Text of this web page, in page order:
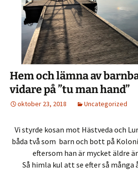
Hem och lämna av
vidare på ”tu man hand”
oktober 23, 2018 Uncategorized
Vi styrde kosan mot Hästveda och
båda två som barn och bott på
eftersom han är mycket äldre
Så himla kul att se efter så många